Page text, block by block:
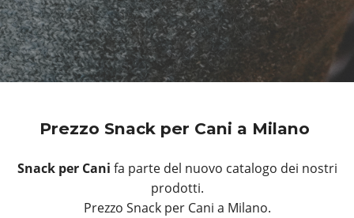
Prezzo Snack per Cani a Milano
Snack per Cani fa parte del nuovo catalogo dei nostri
prodotti.
Prezzo Snack per Cani a Milano.